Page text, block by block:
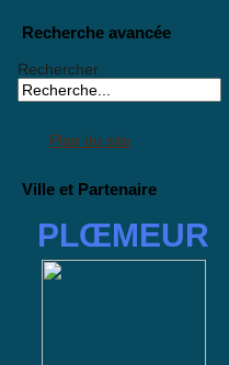
Recherche avancée
Rechercher
Plan du site
Ville et Partenaire
PLŒMEUR